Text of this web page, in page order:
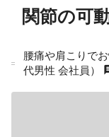
関節の可
腰痛や肩こりで
代男性 会社員）